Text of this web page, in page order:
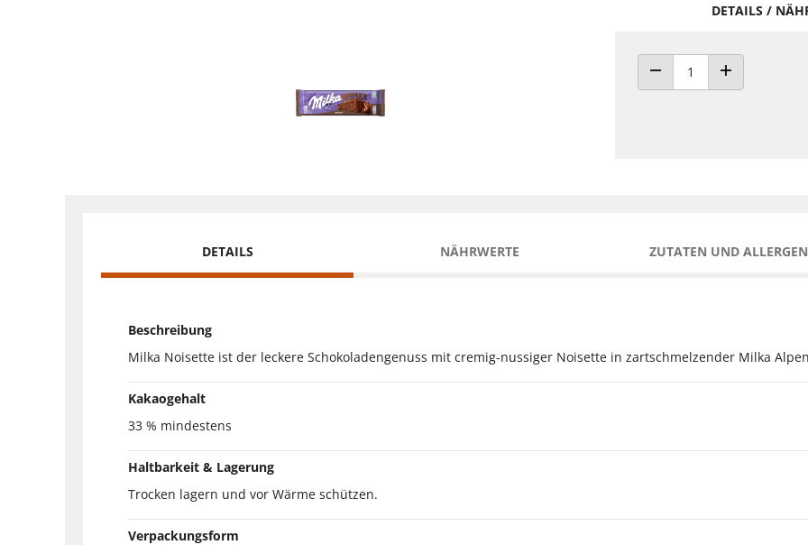
DETAILS /
ANZAHL VERRINGERN
ANZAHL
DETAILS NÄHRWERTE ZUTATEN UND
Beschreibung
Milka Noisette ist der leckere Schokoladengenuss mit cremig-nussiger Noisette in zartschmelzender Milka
Kakaogehalt
33 % mindestens
Haltbarkeit & Lagerung
Trocken lagern und vor Wärme schützen.
Verpackungsform